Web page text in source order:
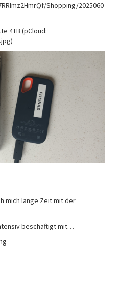
Shopping/2025060
4TB (pCloud:
mich lange Zeit mit der
beschäftigt mit…